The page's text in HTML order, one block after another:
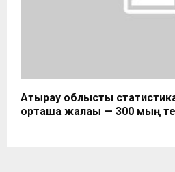
Атырау облыстық
орташа жалақы — 300 мың